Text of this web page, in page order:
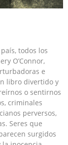
todos los
O’Connor,
e
libro divertido y
o sentirnos
criminales
perversos,
Seres que
surgidos